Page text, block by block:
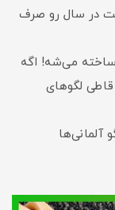
5 میلیارد ساعت در سال رو صرف
ساخته می‌شه! اگه
قاطی لگوهای
آلمانی‌ها